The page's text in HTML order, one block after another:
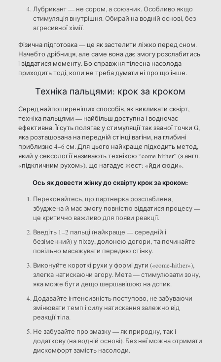
Лубрикант — не сором, а союзник. Особливо якщо
стимуляція внутрішня. Обирай на водній основі, без
агресивної хімії.
Фізична підготовка — це як застелити ліжко перед сном.
Начебто дрібниця, але саме вона дає змогу розслабитись
і віддатися моменту. Бо справжня тілесна насолода
приходить тоді, коли не треба думати ні про що інше.
Техніка пальцями: крок за кроком
Серед найпоширеніших способів, як викликати сквірт,
техніка пальцями — найбільш доступна і водночас
ефективна. Її суть полягає у стимуляції так званої точки G,
яка розташована на передній стінці вагіни, на глибині
приблизно 4–6 см. Для цього найкраще підходить метод,
який у сексології називають технікою “come-hither” (з англ.
«підкличним рухом»), що нагадує жест: «йди сюди».
Ось як довести жінку до сквірту крок за кроком:
Переконайтесь, що партнерка розслаблена,
збуджена й має змогу повністю віддатися процесу —
це критично важливо для появи реакції.
Введіть 1–2 пальці (найкраще — середній і
безіменний) у піхву, долонею догори, та починайте
повільно масажувати передню стінку.
Виконуйте короткі рухи у формі дуги («come-hither»),
злегка натискаючи вгору. Мета — стимулювати зону,
яка може бути дещо шершавішою на дотик.
Додавайте інтенсивність поступово, не забуваючи
змінювати темп і силу натискання залежно від
реакції тіла.
Не забувайте про змазку — як природну, так і
додаткову (на водній основі). Без неї можна отримати
дискомфорт замість насолоди.